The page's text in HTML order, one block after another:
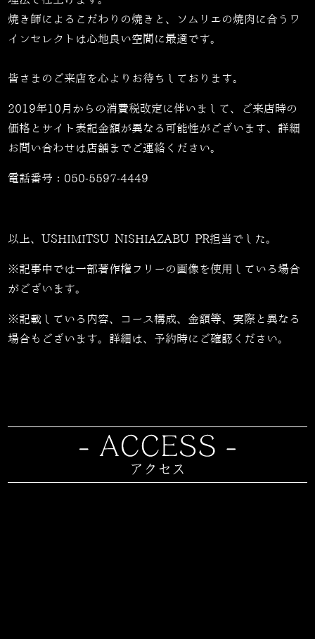
焼き師によるこだわりの焼きと、ソムリエの焼肉に合うワ
インセレクトは心地良い空間に最適です。
皆さまのご来店を心よりお待ちしております。
2019年10月からの消費税改定に伴いまして、ご来店時の
価格とサイト表記金額が異なる可能性がございます、詳細
お問い合わせは店舗までご連絡ください。
電話番号： 050-5597-4449
以上、USHIMITSU NISHIAZABU PR担当でした。
※記事中では一部著作権フリーの画像を使用している場合
がございます。
※記載している内容、コース構成、金額等、実際と異なる
場合もございます。詳細は、予約時にご確認ください。